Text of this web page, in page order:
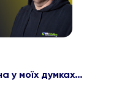
у моїх думках…